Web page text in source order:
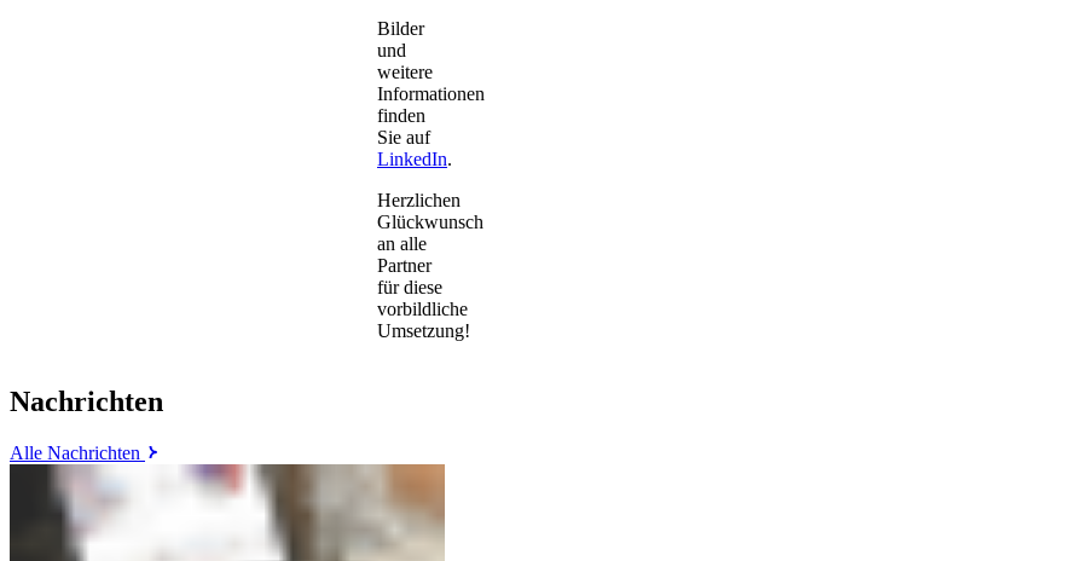
Bilder
und
weitere
Informationen
finden
Sie auf
LinkedIn.
Herzlichen
Glückwunsch
an alle
Partner
für diese
vorbildliche
Umsetzung!
Nachrichten
Alle Nachrichten